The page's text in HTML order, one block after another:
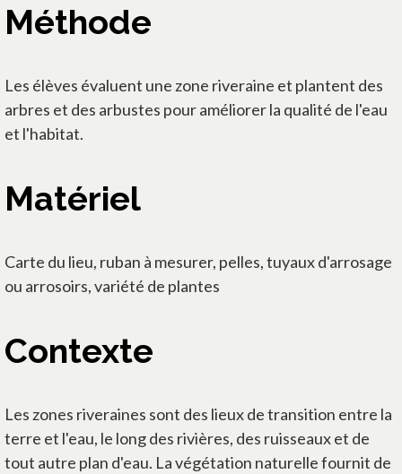
Méthode
Les élèves évaluent une zone riveraine et plantent des
arbres et des arbustes pour améliorer la qualité de l'eau
et l'habitat.
Matériel
Carte du lieu, ruban à mesurer, pelles, tuyaux d'arrosage
ou arrosoirs, variété de plantes
Contexte
Les zones riveraines sont des lieux de transition entre la
terre et l'eau, le long des rivières, des ruisseaux et de
tout autre plan d'eau. La végétation naturelle fournit de